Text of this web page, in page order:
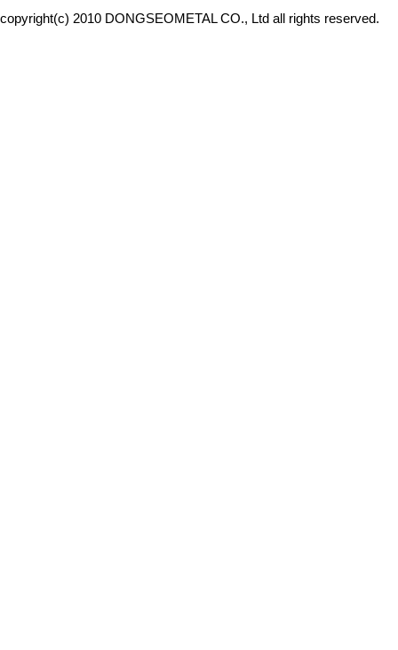
copyright(c) 2010 DONGSEOMETAL CO., Ltd all rights reserved.